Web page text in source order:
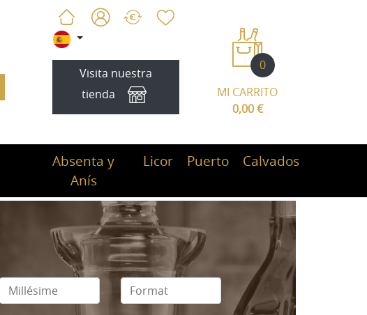
Visita nuestra
tienda
0
MI CARRITO
0,00 €
Absenta y
Anís
Licor Puerto Calvados